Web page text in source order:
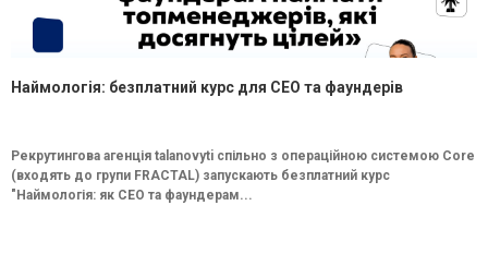
Наймологія: безплатний курс для CEO та фаундерів
Рекрутингова агенція talanovyti спільно з операційною системою Core
(входять до групи FRACTAL) запускають безплатний курс
"Наймологія: як СEO та фаундерам...